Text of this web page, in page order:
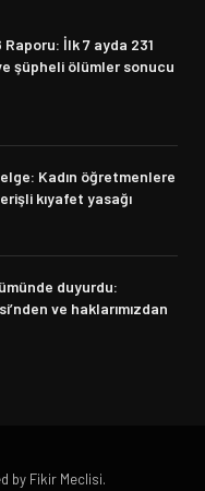
İlk 7 ayda 231
şüpheli ölümler sonucu
Kadın öğretmenlere
kıyafet yasağı
duyurdu:
ve haklarımızdan
by Fikir Meclisi.